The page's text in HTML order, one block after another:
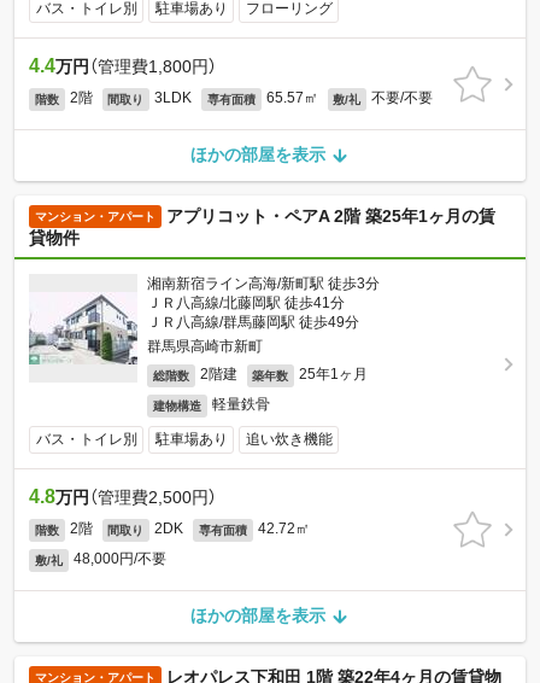
バス・トイレ別 駐車場あり フローリング
4.4万円 （管理費1,800円）
階数 2階 間取り 3LDK 専有面積 65.57㎡ 敷/礼 不要/不要
ほかの部屋を表示
マンション・アパート
アプリコット・ペアA 2階 築25年1ヶ月の賃
貸物件
湘南新宿ライン高海/新町駅 徒歩3分
ＪＲ八高線/北藤岡駅 徒歩41分
ＪＲ八高線/群馬藤岡駅 徒歩49分
群馬県高崎市新町
総階数 2階建 築年数 25年1ヶ月
建物構造 軽量鉄骨
バス・トイレ別 駐車場あり 追い炊き機能
4.8万円 （管理費2,500円）
階数 2階 間取り 2DK 専有面積 42.72㎡
敷/礼 48,000円/不要
ほかの部屋を表示
マンション・アパート
レオパレス下和田 1階 築22年4ヶ月の賃貸物